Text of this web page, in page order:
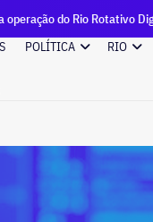
Digital para a orla da
POLÍTICA RIO